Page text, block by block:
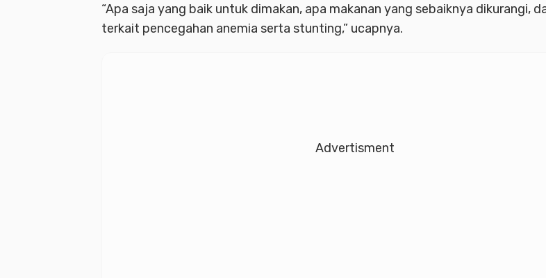
“Apa saja yang baik untuk dimakan, apa makanan yang sebaiknya dikurangi,
terkait pencegahan anemia serta stunting,” ucapnya.
Advertisment